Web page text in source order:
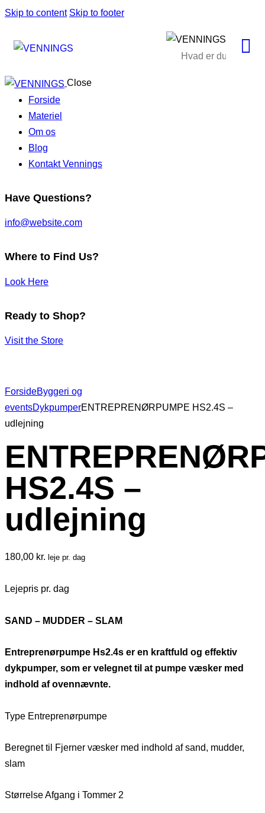
Skip to content Skip to footer
Close
Forside
Materiel
Om os
Blog
Kontakt Vennings
Have Questions?
info@website.com
Where to Find Us?
Look Here
Ready to Shop?
Visit the Store
ForsideByggeri og
eventsDykpumperENTREPRENØRPUMPE HS2.4S –
udlejning
HS2.4S –
udlejning
180,00 kr. leje pr. dag
Lejepris pr. dag
SAND – MUDDER – SLAM
Entreprenørpumpe Hs2.4s er en kraftfuld og effektiv
dykpumper, som er velegnet til at pumpe væsker med
indhold af ovennævnte.
Type Entreprenørpumpe
Beregnet til Fjerner væsker med indhold af sand, mudder,
slam
Størrelse Afgang i Tommer 2